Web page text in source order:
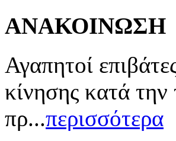
ΑΝΑΚΟΙΝΩΣΗ
Αγαπητοί
κίνησης κατά
πρ...περισσότερα